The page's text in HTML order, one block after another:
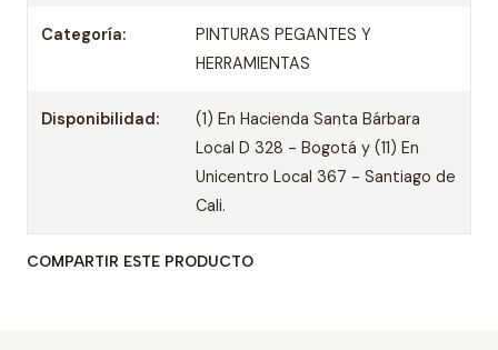
Categoría:
PINTURAS PEGANTES Y
HERRAMIENTAS
Disponibilidad:
(1) En Hacienda Santa Bárbara
Local D 328 - Bogotá y (11) En
Unicentro Local 367 - Santiago de
Cali.
COMPARTIR ESTE PRODUCTO